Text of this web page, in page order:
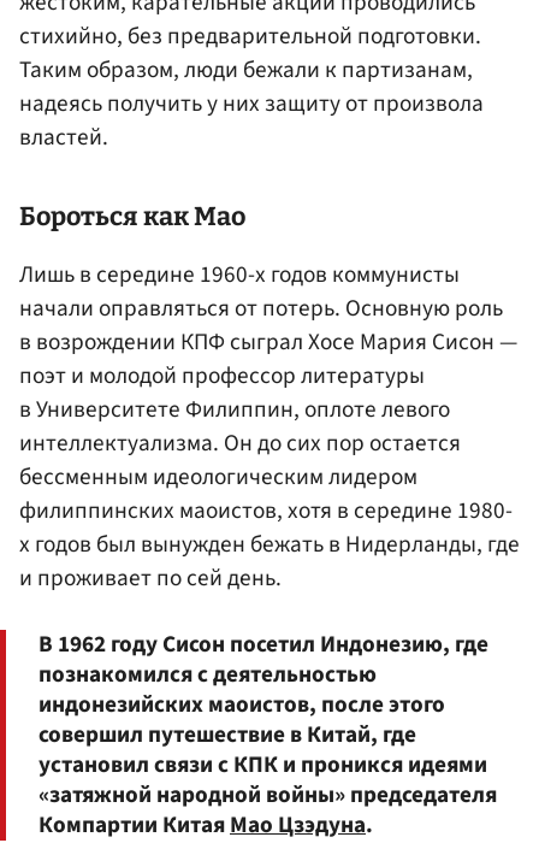
стихийно, без предварительной подготовки.
Таким образом, люди бежали к партизанам,
надеясь получить у них защиту от произвола
властей.
Бороться как Мао
Лишь в середине 1960-х годов коммунисты
начали оправляться от потерь. Основную роль
в возрождении КПФ сыграл Хосе Мария Сисон —
поэт и молодой профессор литературы
в Университете Филиппин, оплоте левого
интеллектуализма. Он до сих пор остается
бессменным идеологическим лидером
филиппинских маоистов, хотя в середине 1980-
х годов был вынужден бежать в Нидерланды, где
и проживает по сей день.
В 1962 году Сисон посетил Индонезию, где
познакомился с деятельностью
индонезийских маоистов, после этого
совершил путешествие в Китай, где
установил связи с КПК и проникся идеями
«затяжной народной войны» председателя
Компартии КитаяМао Цзэдуна.